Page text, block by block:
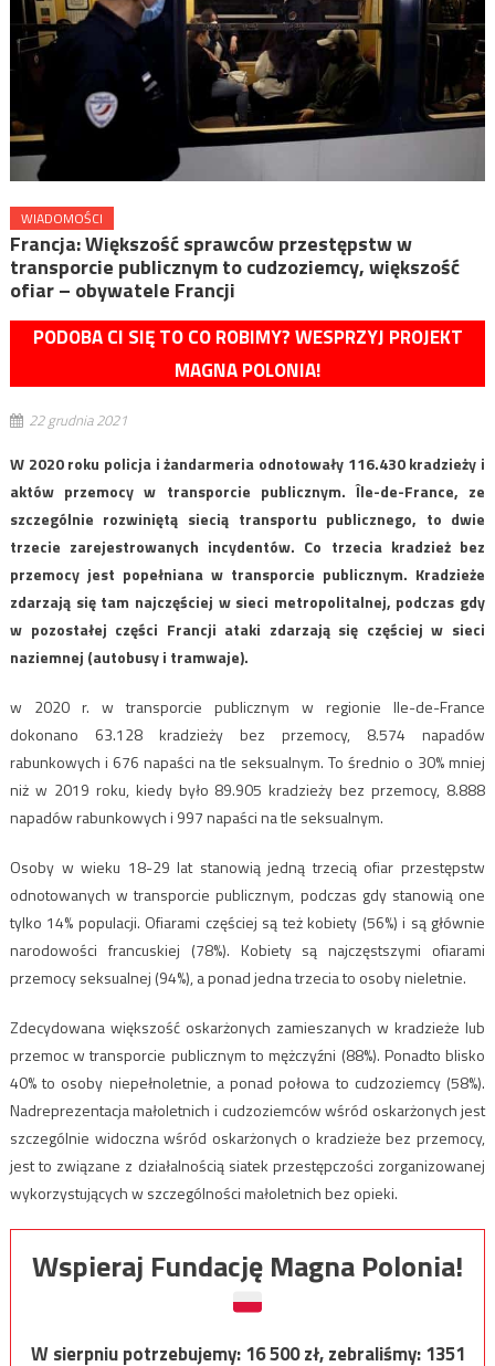
WIADOMOŚCI
Francja: Większość sprawców przestępstw w
transporcie publicznym to cudzoziemcy, większość
ofiar – obywatele Francji
PODOBA CI SIĘ TO CO ROBIMY? WESPRZYJ PROJEKT
MAGNA POLONIA!
22 grudnia 2021
W 2020 roku policja i żandarmeria odnotowały 116.430 kradzieży i
aktów przemocy w transporcie publicznym. Île-de-France, ze
szczególnie rozwiniętą siecią transportu publicznego, to dwie
trzecie zarejestrowanych incydentów. Co trzecia kradzież bez
przemocy jest popełniana w transporcie publicznym. Kradzieże
zdarzają się tam najczęściej w sieci metropolitalnej, podczas gdy
w pozostałej części Francji ataki zdarzają się częściej w sieci
naziemnej (autobusy i tramwaje).
w 2020 r. w transporcie publicznym w regionie Ile-de-France
dokonano 63.128 kradzieży bez przemocy, 8.574 napadów
rabunkowych i 676 napaści na tle seksualnym. To średnio o 30% mniej
niż w 2019 roku, kiedy było 89.905 kradzieży bez przemocy, 8.888
napadów rabunkowych i 997 napaści na tle seksualnym.
Osoby w wieku 18-29 lat stanowią jedną trzecią ofiar przestępstw
odnotowanych w transporcie publicznym, podczas gdy stanowią one
tylko 14% populacji. Ofiarami częściej są też kobiety (56%) i są głównie
narodowości francuskiej (78%). Kobiety są najczęstszymi ofiarami
przemocy seksualnej (94%), a ponad jedna trzecia to osoby nieletnie.
Zdecydowana większość oskarżonych zamieszanych w kradzieże lub
przemoc w transporcie publicznym to mężczyźni (88%). Ponadto blisko
40% to osoby niepełnoletnie, a ponad połowa to cudzoziemcy (58%).
Nadreprezentacja małoletnich i cudzoziemców wśród oskarżonych jest
szczególnie widoczna wśród oskarżonych o kradzieże bez przemocy,
jest to związane z działalnością siatek przestępczości zorganizowanej
wykorzystujących w szczególności małoletnich bez opieki.
Wspieraj Fundację Magna Polonia!
W sierpniu potrzebujemy:16 500zł, zebraliśmy:1351